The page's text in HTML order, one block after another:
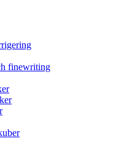
finewriting